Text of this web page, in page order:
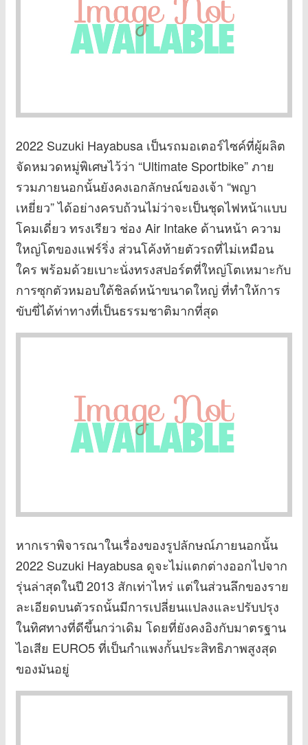
2022 Suzuki Hayabusa เป็นรถมอเตอร์ไซค์ที่ผู้ผลิต
จัดหมวดหมู่พิเศษไว้ว่า “Ultimate Sportbike” ภาย
รวมภายนอกนั้นยังคงเอกลักษณ์ของเจ้า “พญา
เหยี่ยว” ได้อย่างครบถ้วนไม่ว่าจะเป็นชุดไฟหน้าแบบ
โคมเดี่ยว ทรงเรียว ช่อง Air Intake ด้านหน้า ความ
ใหญ่โตของแฟร์ริ่ง ส่วนโค้งท้ายตัวรถที่ไม่เหมือน
ใคร พร้อมด้วยเบาะนั่งทรงสปอร์ตที่ใหญ่โตเหมาะกับ
การซุกตัวหมอบใต้ชิลด์หน้าขนาดใหญ่ ที่ทำให้การ
ขับขี่ได้ท่าทางที่เป็นธรรมชาติมากที่สุด
หากเราพิจารณาในเรื่องของรูปลักษณ์ภายนอกนั้น
2022 Suzuki Hayabusa ดูจะไม่แตกต่างออกไปจาก
รุ่นล่าสุดในปี 2013 สักเท่าไหร่ แต่ในส่วนลึกของราย
ละเอียดบนตัวรถนั้นมีการเปลี่ยนแปลงและปรับปรุง
ในทิศทางที่ดีขึ้นกว่าเดิม โดยที่ยังคงอิงกับมาตรฐาน
ไอเสีย EURO5 ที่เป็นกำแพงกั้นประสิทธิภาพสูงสุด
ของมันอยู่